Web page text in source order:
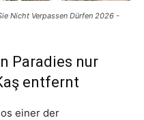
Nicht Verpassen Dürfen 2026 -
Paradies nur
entfernt
einer der